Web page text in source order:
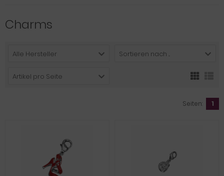
Charms
Alle Hersteller Sortieren nach ...
Artikel pro Seite
Seiten: 1